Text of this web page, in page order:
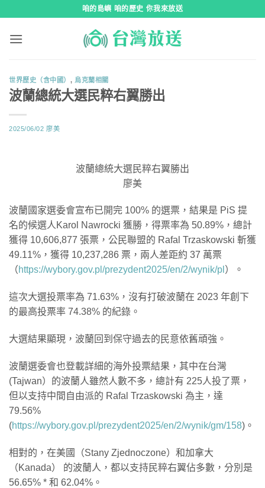
咱的島嶼 咱的歷史 你我來放送
世界歷史（含中國）, 烏克蘭相關
波蘭總統大選民粹右翼勝出
2025/06/02 廖美
波蘭總統大選民粹右翼勝出
廖美
波蘭國家選委會宣布已開完 100% 的選票，結果是 PiS 提
名的候選人Karol Nawrocki 獲勝，得票率為 50.89%，總計
獲得 10,606,877 張票，公民聯盟的 Rafal Trzaskowski 斬獲
49.11%，獲得 10,237,286 票，兩人差距約 37 萬票
（https://wybory.gov.pl/prezydent2025/en/2/wynik/pl ）。
這次大選投票率為 71.63%，沒有打破波蘭在 2023 年創下
的最高投票率 74.38% 的紀錄。
大選結果顯現，波蘭回到保守過去的民意依舊頑強。
波蘭選委會也登載詳細的海外投票結果，其中在台灣
(Tajwan）的波蘭人雖然人數不多，總計有 225人投了票，
但以支持中間自由派的 Rafal Trzaskowski 為主，達
79.56%
(https://wybory.gov.pl/prezydent2025/en/2/wynik/gm/158)。
相對的，在美國（Stany Zjednoczone）和加拿大
（Kanada） 的波蘭人，都以支持民粹右翼佔多數，分別是
56.65% * 和 62.04%。